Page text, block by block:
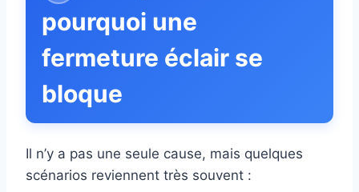
pourquoi une
fermeture éclair se
bloque
Il n’y a pas une seule cause, mais quelques
scénarios reviennent très souvent :